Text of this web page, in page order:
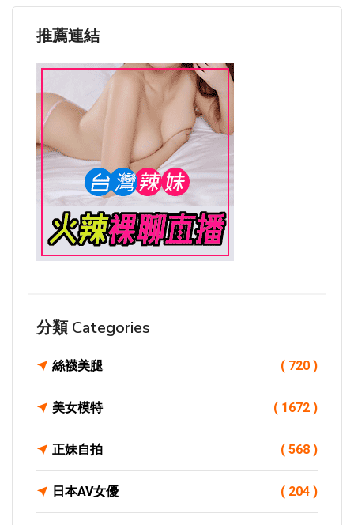
推薦連結
分類 Categories
絲襪美腿 ( 720 )
美女模特 ( 1672 )
正妹自拍 ( 568 )
日本AV女優 ( 204 )